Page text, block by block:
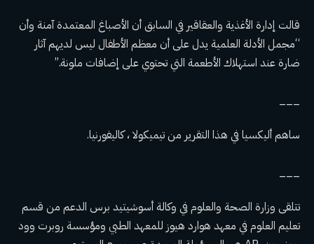
قالت إدارة الأغذية والعقاقير في السابق أن الأصباغ المعتمدة آمنة وأن
“مجمل الأدلة العلمية يدل على أن معظم الأطفال ليس لديهم آثار
ضارة عند استهلاك الأطعمة التي تحتوي على إضافات ملونة.”
ساهم أليكسيا في هذا التقرير من تيميكولا ، كاليفورنيا.
تتلقى وزارة الصحة والعلوم في وكالة أسوشيتيد برس الدعم من قسم
تعليم العلوم في معهد هوارد هيوز للمعهد الطبي ومؤسسة روبرت وود